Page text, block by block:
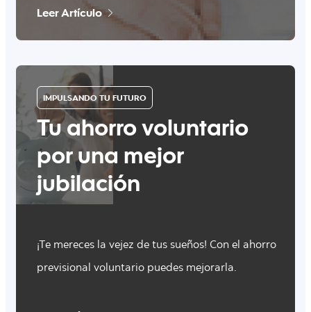
Leer Artículo
IMPULSANDO TU FUTURO
Tu ahorro voluntario
por una mejor
jubilación
¡Te mereces la vejez de tus sueños! Con el ahorro
previsional voluntario puedes mejorarla.